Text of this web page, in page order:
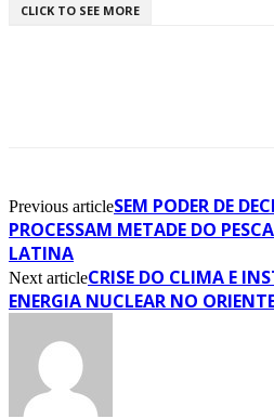
CLICK TO SEE MORE
Previous articleSEM PODER DE
PROCESSAM METADE DO
LATINA
Next articleCRISE DO CLIMA E
ENERGIA NUCLEAR NO